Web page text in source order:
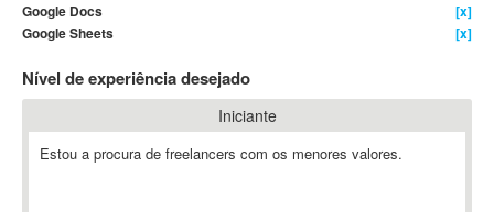
4D Dimension
802.11
A&P
A-GPS
A2Billing
AAUS Scientific Diver
Google Docs
[x]
Google Sheets
[x]
Nível de experiência desejado
Iniciante
Estou a procura de freelancers com os menores valores.